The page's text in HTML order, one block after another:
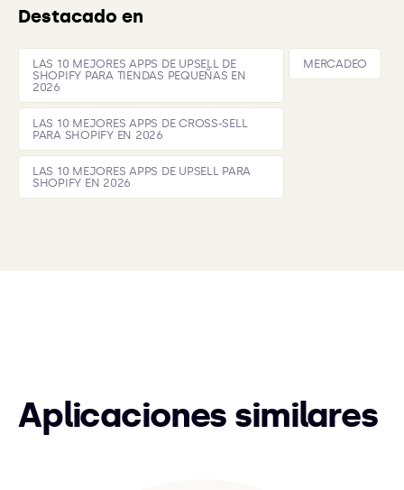
Destacado en
LAS 10 MEJORES APPS DE UPSELL DE
SHOPIFY PARA TIENDAS PEQUEÑAS EN
2026
LAS 10 MEJORES APPS DE CROSS-SELL
PARA SHOPIFY EN 2026
LAS 10 MEJORES APPS DE UPSELL PARA
SHOPIFY EN 2026
MERCADEO
Aplicaciones similares